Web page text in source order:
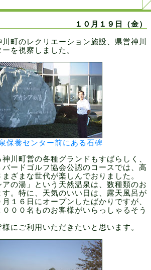
１０月１９日（金）
町のレクリエーション施設、県営神川
を視察しました。
保養センター前にある石碑
川町営の各種グランドもすばらしく、
バードゴルフ協会公認のコースでは、高
ざまな世代が楽しんでおりました。
アの湯」という天然温泉は、数種類のお
す。特に、天気のいい日は、露天風呂が
１６日にオープンしたばかりですが、
００名ものお客様がいらっしゃるそう
にご利用いただきたいと思います。